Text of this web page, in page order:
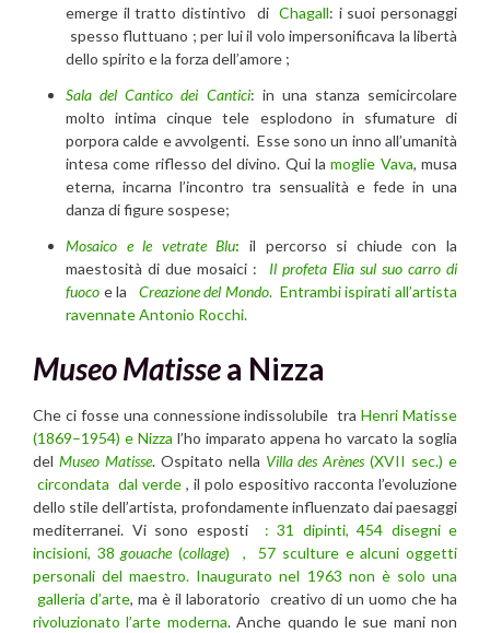
emerge il tratto distintivo di Chagall: i suoi personaggi
spesso fluttuano ; per lui il volo impersonificava la libertà
dello spirito e la forza dell’amore ;
Sala del Cantico dei Cantici: in una stanza semicircolare
molto intima cinque tele esplodono in sfumature di
porpora calde e avvolgenti. Esse sono un inno all’umanità
intesa come riflesso del divino. Qui lamoglie Vava, musa
eterna, incarna l’incontro tra sensualità e fede in una
danza di figure sospese;
Mosaico e le vetrate Blu: il percorso si chiude con la
maestosità di due mosaici :
Il profeta Elia sul suo carro di
fuoco e la Creazione del Mondo. Entrambi ispirati all’artista
ravennate Antonio Rocchi.
Museo Matissea Nizza
Che ci fosse una connessione indissolubile traHenri Matisse
(1869–1954) e Nizza l’ho imparato appena ho varcato la soglia
del Museo Matisse. Ospitato nella Villa des Arènes(XVII sec.) e
circondata dal verde , il polo espositivo racconta l’evoluzione
dello stile dell’artista, profondamente influenzato dai paesaggi
mediterranei. Vi sono esposti : 31 dipinti, 454 disegni e
incisioni, 38 gouache(collage)
, 57 sculture e alcuni oggetti
personali del maestro. Inaugurato nel 1963 non è solo una
galleria d’arte, ma è il laboratorio creativo di un uomo che ha
rivoluzionato l’arte moderna. Anche quando le sue mani non